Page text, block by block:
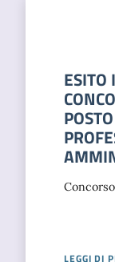
ESITO
Concorso
LEGGI DI